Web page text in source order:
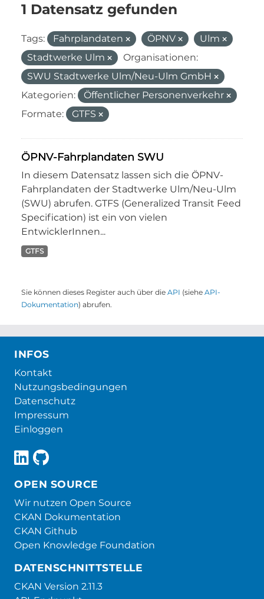
1 Datensatz gefunden
Tags: Fahrplandaten ÖPNV
Ulm
Stadtwerke Ulm
Organisationen:
SWU Stadtwerke Ulm/Neu-Ulm GmbH
Kategorien:
Öffentlicher Personenverkehr
Formate:
GTFS
ÖPNV-Fahrplandaten SWU
In diesem Datensatz lassen sich die ÖPNV-
Fahrplandaten der Stadtwerke Ulm/Neu-Ulm
(SWU) abrufen. GTFS (Generalized Transit Feed
Specification) ist ein von vielen
EntwicklerInnen...
GTFS
Sie können dieses Register auch über die API (siehe API-
Dokumentation) abrufen.
INFOS
Kontakt
Nutzungsbedingungen
Datenschutz
Impressum
Einloggen
OPEN SOURCE
Wir nutzen Open Source
CKAN Dokumentation
CKAN Github
Open Knowledge Foundation
DATENSCHNITTSTELLE
CKAN Version 2.11.3